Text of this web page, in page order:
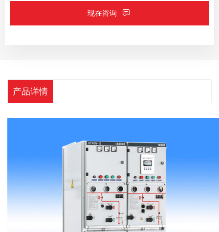
现在咨询
产品详情